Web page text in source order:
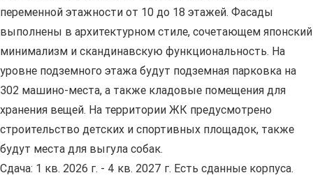
переменной этажности от 10 до 18 этажей. Фасады
выполнены в архитектурном стиле, сочетающем японский
минимализм и скандинавскую функциональность. На
уровне подземного этажа будут подземная парковка на
302 машино-места, а также кладовые помещения для
хранения вещей. На территории ЖК предусмотрено
строительство детских и спортивных площадок, также
будут места для выгула собак.
Сдача: 1 кв. 2026 г. - 4 кв. 2027 г. Есть сданные корпуса.